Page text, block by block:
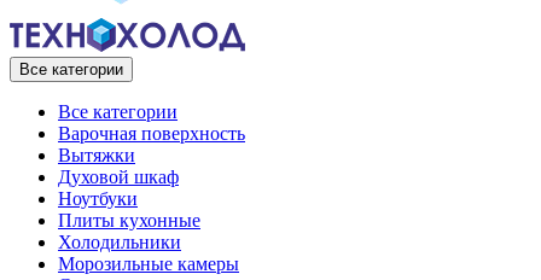
Все категории
Все категории
Варочная поверхность
Вытяжки
Духовой шкаф
Ноутбуки
Плиты кухонные
Холодильники
Морозильные камеры